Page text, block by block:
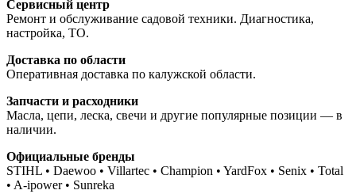
Сервисный центр
Ремонт и обслуживание садовой техники. Диагностика,
настройка, ТО.
Доставка по области
Оперативная доставка по калужской области.
Запчасти и расходники
Масла, цепи, леска, свечи и другие популярные позиции — в
наличии.
Официальные бренды
STIHL • Daewoo • Villartec • Champion • YardFox • Senix • Total
• A-ipower • Sunreka